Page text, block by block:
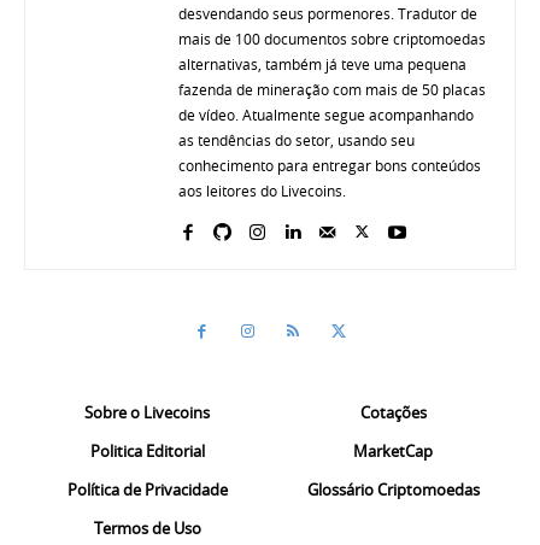
desvendando seus pormenores. Tradutor de
mais de 100 documentos sobre criptomoedas
alternativas, também já teve uma pequena
fazenda de mineração com mais de 50 placas
de vídeo. Atualmente segue acompanhando
as tendências do setor, usando seu
conhecimento para entregar bons conteúdos
aos leitores do Livecoins.
Sobre o Livecoins
Politica Editorial
Política de Privacidade
Termos de Uso
Cotações
MarketCap
Glossário Criptomoedas